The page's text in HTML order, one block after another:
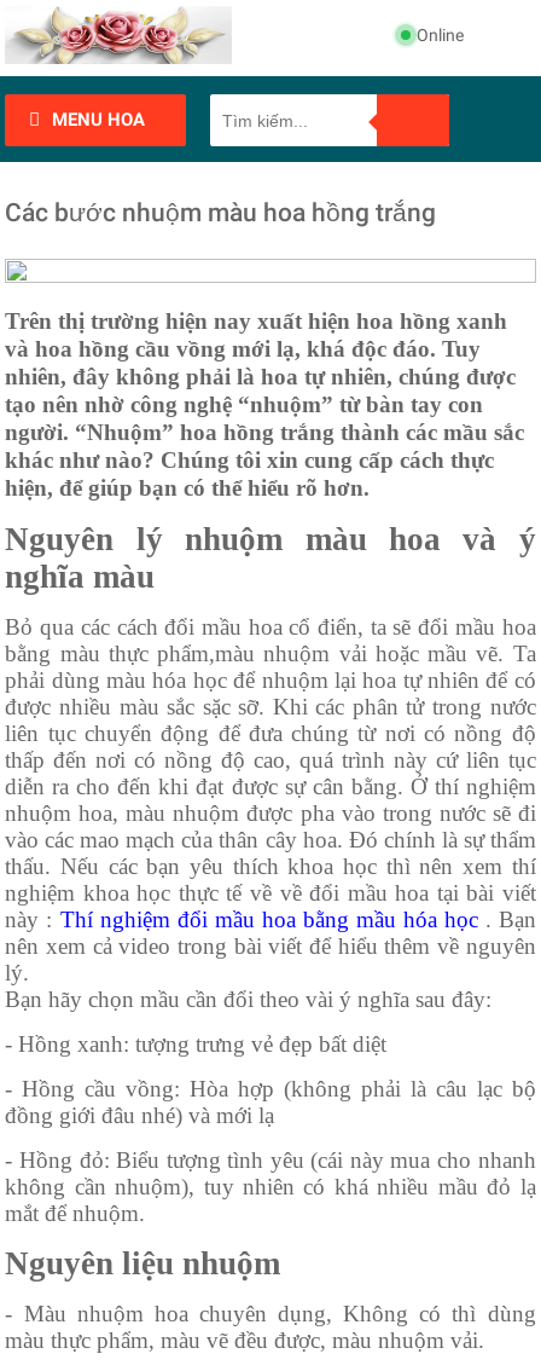
Online
MENU HOA
Các bước nhuộm màu hoa hồng trắng
Trên thị trường hiện nay xuất hiện hoa hồng xanh
và hoa hồng cầu vồng mới lạ, khá độc đáo. Tuy
nhiên, đây không phải là hoa tự nhiên, chúng được
tạo nên nhờ công nghệ “nhuộm” từ bàn tay con
người. “Nhuộm” hoa hồng trắng thành các mầu sắc
khác như nào? Chúng tôi xin cung cấp cách thực
hiện, để giúp bạn có thể hiểu rõ hơn.
Nguyên lý nhuộm màu hoa và ý
nghĩa màu
Bỏ qua các cách đổi mầu hoa cổ điển, ta sẽ đổi mầu hoa
bằng màu thực phẩm,màu nhuộm vải hoặc mầu vẽ. Ta
phải dùng màu hóa học để nhuộm lại hoa tự nhiên để có
được nhiều màu sắc sặc sỡ. Khi các phân tử trong nước
liên tục chuyển động để đưa chúng từ nơi có nồng độ
thấp đến nơi có nồng độ cao, quá trình này cứ liên tục
diễn ra cho đến khi đạt được sự cân bằng. Ở thí nghiệm
nhuộm hoa, màu nhuộm được pha vào trong nước sẽ đi
vào các mao mạch của thân cây hoa. Đó chính là sự thẩm
thấu. Nếu các bạn yêu thích khoa học thì nên xem thí
nghiệm khoa học thực tế về về đổi mầu hoa tại bài viết
này : Thí nghiệm đổi mầu hoa bằng mầu hóa học. Bạn
nên xem cả video trong bài viết để hiểu thêm về nguyên
lý.
Bạn hãy chọn mầu cần đổi theo vài ý nghĩa sau đây:
- Hồng xanh: tượng trưng vẻ đẹp bất diệt
- Hồng cầu vồng: Hòa hợp (không phải là câu lạc bộ
đồng giới đâu nhé) và mới lạ
- Hồng đỏ: Biểu tượng tình yêu (cái này mua cho nhanh
không cần nhuộm), tuy nhiên có khá nhiều mầu đỏ lạ
mắt để nhuộm.
Nguyên liệu nhuộm
- Màu nhuộm hoa chuyên dụng, Không có thì dùng
màu thực phẩm, màu vẽ đều được, màu nhuộm vải.